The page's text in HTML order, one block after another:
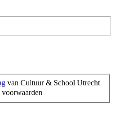
van Cultuur & School Utrecht
voorwaarden